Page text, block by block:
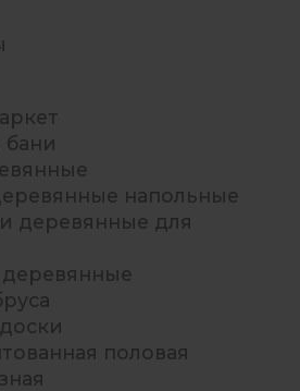
напольные
деревянные для
половая